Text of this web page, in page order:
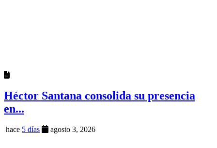
Héctor Santana consolida su presencia
en...
hace 5 días agosto 3, 2026